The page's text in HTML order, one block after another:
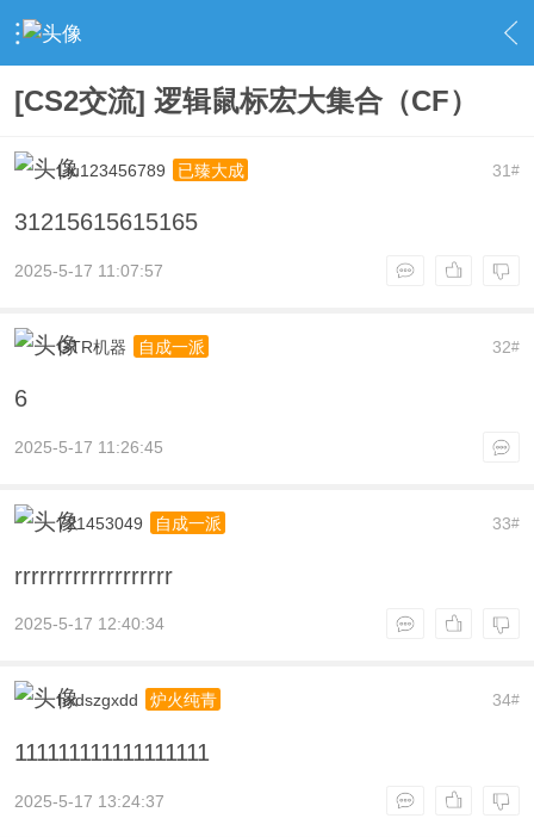
› 社区广场 › 端游交流 › 内容
[CS2交流] 逻辑鼠标宏大集合（CF）
31#
Liu123456789 已臻大成
31215615615165
2025-5-17 11:07:57
32#
GTR机器 自成一派
6
2025-5-17 11:26:45
33#
721453049 自成一派
rrrrrrrrrrrrrrrrrrr
2025-5-17 12:40:34
34#
hxdszgxdd 炉火纯青
111111111111111111
2025-5-17 13:24:37